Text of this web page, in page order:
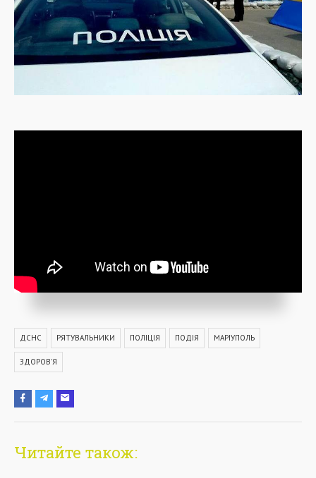
ДСНС РЯТУВАЛЬНИКИ ПОЛІЦІЯ ПОДІЯ МАРІУПОЛЬ
ЗДОРОВ'Я
Читайте також: